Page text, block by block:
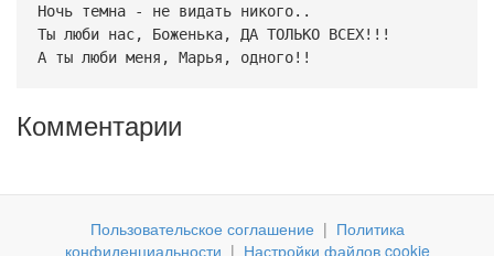
Ночь темна - не видать никого..
Ты люби нас, Боженька, ДА ТОЛЬКО ВСЕХ!!!
А ты люби меня, Марья, одного!!
Комментарии
Пользовательское соглашение | Политика
конфиденциальности | Настройки файлов cookie